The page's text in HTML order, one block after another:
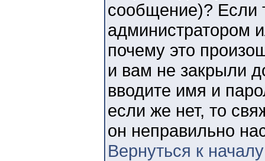
сообщение)? Если
администратором
почему это
и вам не закрыли
вводите имя и
если же нет, то
он неправильно
Вернуться к началу